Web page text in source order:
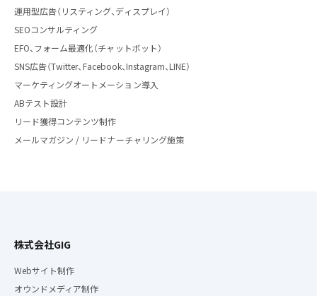
運用型広告（リスティング、ディスプレイ）
SEOコンサルティング
EFO、フォーム最適化（チャットボット）
SNS広告（Twitter、Facebook、Instagram、LINE）
マーケティングオートメーション導入
ABテスト設計
リード獲得コンテンツ制作
メールマガジン / リードナーチャリング施策
株式会社GIG
Webサイト制作
オウンドメディア制作